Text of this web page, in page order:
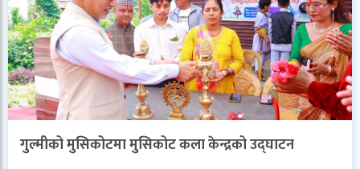
गुल्मीको मुसिकोटमा मुसिकोट कला केन्द्रको उद्घाटन